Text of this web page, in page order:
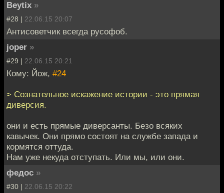
Beytix »
#28 | 22.06.15 20:07
Антисоветчик всегда русофоб.
joper »
#29 | 22.06.15 20:21
Кому: Йож, #24
> Сознательное искажение истории - это прямая
диверсия.
они и есть прямые диверсанты. Безо всяких
кавычек. Они прямо состоят на службе запада и
кормятся оттуда.
Нам уже некуда отступать. Или мы, или они.
федос »
#30 | 22.06.15 20:22